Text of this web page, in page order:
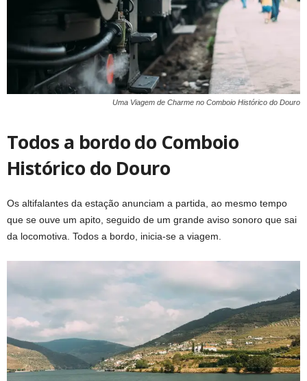
Uma Viagem de Charme no Comboio Histórico do Douro
Todos a bordo do Comboio
Histórico do Douro
Os altifalantes da estação anunciam a partida, ao mesmo tempo
que se ouve um apito, seguido de um grande aviso sonoro que sai
da locomotiva. Todos a bordo, inicia-se a viagem.